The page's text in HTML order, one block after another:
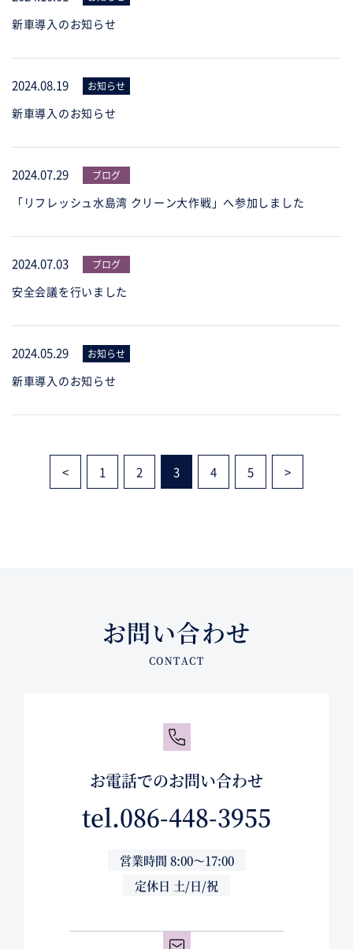
新車導入のお知らせ
2024.08.19 お知らせ
新車導入のお知らせ
2024.07.29 ブログ
「リフレッシュ水島湾 クリーン大作戦」へ参加しました
2024.07.03 ブログ
安全会議を行いました
2024.05.29 お知らせ
新車導入のお知らせ
< 1 2 3 4 5 >
お問い合わせ
お電話でのお問い合わせ
tel.086-448-3955
営業時間 8:00～17:00
定休日 土/日/祝